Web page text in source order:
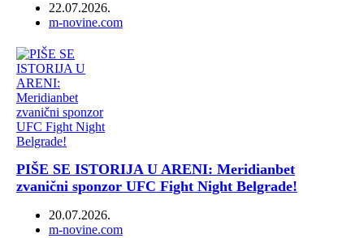
22.07.2026.
Author
m-novine.com
PIŠE SE ISTORIJA U ARENI: Meridianbet
zvanični sponzor UFC Fight Night Belgrade!
20.07.2026.
Author
m-novine.com